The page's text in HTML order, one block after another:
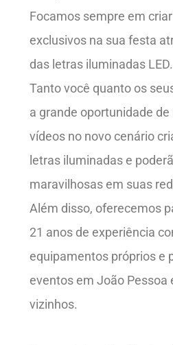
Focamos sempre em
exclusivos na sua festa
das letras iluminadas LED.
Tanto você quanto os
a grande oportunidade
vídeos no novo cenário
letras iluminadas e
maravilhosas em suas
Além disso, oferecemos
21 anos de experiência
equipamentos próprios e
eventos em João Pessoa
vizinhos.